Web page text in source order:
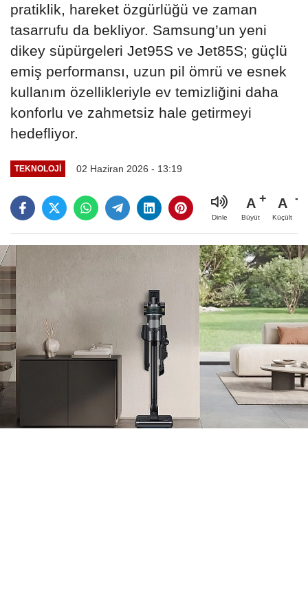
pratiklik, hareket özgürlüğü ve zaman
tasarrufu da bekliyor. Samsung’un yeni
dikey süpürgeleri Jet95S ve Jet85S; güçlü
emiş performansı, uzun pil ömrü ve esnek
kullanım özellikleriyle ev temizliğini daha
konforlu ve zahmetsiz hale getirmeyi
hedefliyor.
TEKNOLOJİ 02 Haziran 2026 - 13:19
Dinle
A
Büyüt
A
Küçült